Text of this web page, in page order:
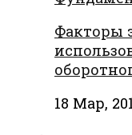
Факторы
18 Мар,